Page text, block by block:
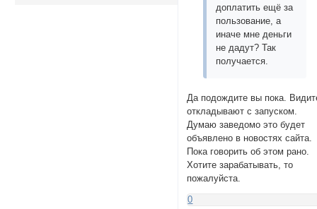
доплатить ещё за
пользование, а
иначе мне деньги
не дадут? Так
получается.
Да подождите вы пока.
откладывают с запуском.
Думаю заведомо это будет
объявлено в новостях сайта.
Пока говорить об этом рано.
Хотите зарабатывать, то
пожалуйста.
0